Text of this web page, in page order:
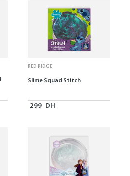
RED RIDGE
Slime Squad Stitch
299 DH